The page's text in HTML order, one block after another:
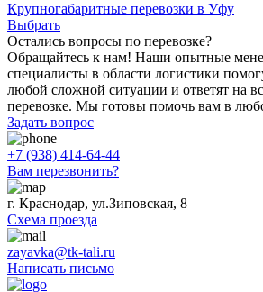
Крупногабаритные перевозки в Уфу
Выбрать
Остались вопросы по перевозке?
Обращайтесь к нам! Наши опытные
специалисты в области логистики
любой сложной ситуации и ответят на
перевозке. Мы готовы помочь вам в
Задать вопрос
+7 (938) 414-64-44
Вам перезвонить?
г. Краснодар, ул.Зиповская, 8
Схема проезда
zayavka@tk-tali.ru
Написать письмо